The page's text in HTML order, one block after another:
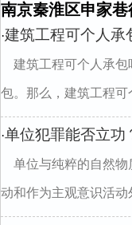
南京秦淮区申家
·建筑工程可个人承
建筑工程可个人承
包。那么，建筑工程
·单位犯罪能否立功
单位与纯粹的自然
动和作为主观意识活